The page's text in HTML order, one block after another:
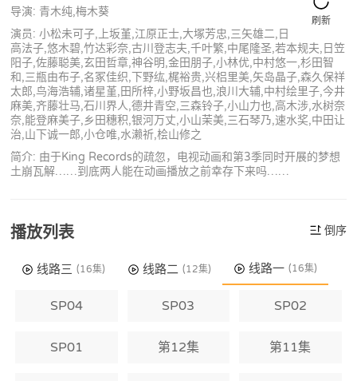
刷新
导演: 青木纯,梅木葵
演员: 小松未可子,上坂堇,江原正士,大塚芳忠,三矢雄二,日
高法子,悠木碧,竹达彩奈,古川登志夫,千叶繁,中尾隆圣,若本规夫,日笠
阳子,佐藤聪美,玄田哲章,神谷明,金田朋子,小林优,中村悠一,杉田智
和,三瓶由布子,名冢佳织,下野纮,梶裕贵,兴梠里美,矢岛晶子,森久保祥
太郎,鸟海浩辅,诸星堇,田所梓,小野坂昌也,浪川大辅,中村绘里子,今井
麻美,齐藤壮马,石川界人,德井青空,三森铃子,小山力也,高木涉,水树奈
奈,能登麻美子,乡田穗积,银河万丈,小山茉美,三石琴乃,速水奖,中田让
治,山下诚一郎,小仓唯,水濑祈,桧山修之
简介: 由于King Records的疏忽，电视动画和第3季同时开展的梦想
土崩瓦解……到底两人能在动画播放之前幸存下来吗……
播放列表 倒序
线路三 (16集) 线路二 (12集) 线路一 (16集)
SP04 SP03 SP02
SP01 第12集 第11集